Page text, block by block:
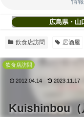
広島県・
飲食店訪問 居酒屋
Kuishinbou（
飲食店訪問
2012.04.14 2023.11.17